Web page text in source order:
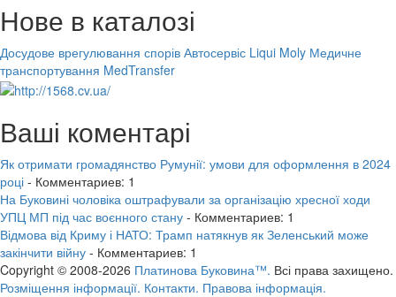
Нове в каталозі
Досудове врегулювання спорів Автосервіс Liqui Moly Медичне
транспортування MedTransfer
Ваші коментарі
Як отримати громадянство Румунії: умови для оформлення в 2024
році - Комментариев: 1
На Буковині чоловіка оштрафували за організацію хресної ходи
УПЦ МП під час воєнного стану - Комментариев: 1
Відмова від Криму і НАТО: Трамп натякнув як Зеленський може
закінчити війну - Комментариев: 1
Copyright © 2008-2026 Платинова Буковина™. Всі права захищено.
Розміщення інформації. Контакти. Правова інформація.